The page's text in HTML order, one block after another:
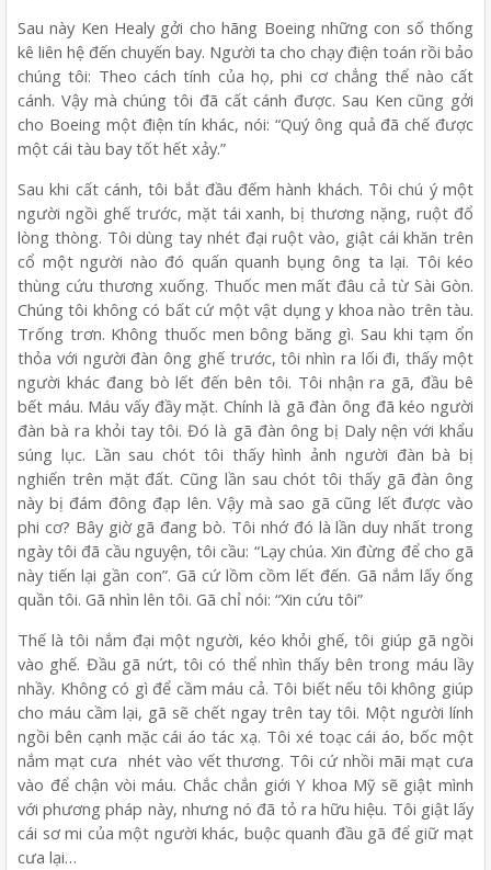
Sau này Ken Healy gởi cho hãng Boeing những con số thống
kê liên hệ đến chuyến bay. Người ta cho chạy điện toán rồi bảo
chúng tôi: Theo cách tính của họ, phi cơ chẳng thể nào cất
cánh. Vậy mà chúng tôi đã cất cánh được. Sau Ken cũng gởi
cho Boeing một điện tín khác, nói: “Quý ông quả đã chế được
một cái tàu bay tốt hết xảy.”
Sau khi cất cánh, tôi bắt đầu đếm hành khách. Tôi chú ý một
người ngồi ghế trước, mặt tái xanh, bị thương nặng, ruột đổ
lòng thòng. Tôi dùng tay nhét đại ruột vào, giật cái khăn trên
cổ một người nào đó quấn quanh bụng ông ta lại. Tôi kéo
thùng cứu thương xuống. Thuốc men mất đâu cả từ Sài Gòn.
Chúng tôi không có bất cứ một vật dụng y khoa nào trên tàu.
Trống trơn. Không thuốc men bông băng gì. Sau khi tạm ổn
thỏa với người đàn ông ghế trước, tôi nhìn ra lối đi, thấy một
người khác đang bò lết đến bên tôi. Tôi nhận ra gã, đầu bê
bết máu. Máu vấy đầy mặt. Chính là gã đàn ông đã kéo người
đàn bà ra khỏi tay tôi. Đó là gã đàn ông bị Daly nện với khẩu
súng lục. Lần sau chót tôi thấy hình ảnh người đàn bà bị
nghiến trên mặt đất. Cũng lần sau chót tôi thấy gã đàn ông
này bị đám đông đạp lên. Vậy mà sao gã cũng lết được vào
phi cơ? Bây giờ gã đang bò. Tôi nhớ đó là lần duy nhất trong
ngày tôi đã cầu nguyện, tôi cầu: “Lạy chúa. Xin đừng để cho gã
này tiến lại gần con”. Gã cứ lồm cồm lết đến. Gã nắm lấy ống
quần tôi. Gã nhìn lên tôi. Gã chỉ nói: “Xin cứu tôi”
Thế là tôi nắm đại một người, kéo khỏi ghế, tôi giúp gã ngồi
vào ghế. Đầu gã nứt, tôi có thể nhìn thấy bên trong máu lầy
nhầy. Không có gì để cầm máu cả. Tôi biết nếu tôi không giúp
cho máu cầm lại, gã sẽ chết ngay trên tay tôi. Một người lính
ngồi bên cạnh mặc cái áo tác xạ. Tôi xé toạc cái áo, bốc một
nắm mạt cưa nhét vào vết thương. Tôi cứ nhồi mãi mạt cưa
vào để chận vòi máu. Chắc chắn giới Y khoa Mỹ sẽ giật mình
với phương pháp này, nhưng nó đã tỏ ra hữu hiệu. Tôi giật lấy
cái sơ mi của một người khác, buộc quanh đầu gã để giữ mạt
cưa lại…